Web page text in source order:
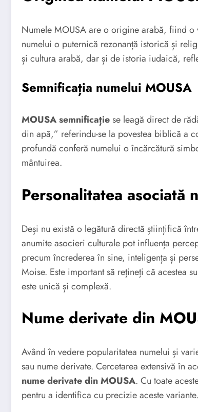
Numele MOUSA are o origine arabă, fiind
numelui o puternică rezonanță istorică și
și cultura arabă, dar și de istoria iudaică,
Semnificația numelui MOUSA
MOUSA semnificațiese leagă direct de
din apă,” referindu-se la povestea biblică a
profundă conferă numelui o încărcătură
mântuirea.
Personalitatea asociată
Deși nu există o legătură directă științifică
anumite asocieri culturale pot influența
precum încrederea în sine, inteligența și
Moise. Este important să rețineți că acestea
este unică și complexă.
Nume derivate din
Având în vedere popularitatea numelui și
sau nume derivate. Cercetarea extensivă în
nume derivate din MOUSA. Cu toate
pentru a identifica cu precizie aceste variante.